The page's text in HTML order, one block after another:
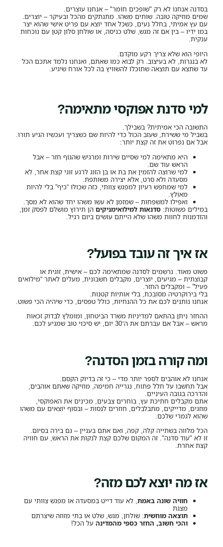
בסדנה אנחנו לא רק "שופכים חומר" – אנחנו עוצרים.
שמים מוזיקה טובה. שותים משהו. מתנתקים מהכל ובעיקר – יוצרים.
עם עץ אמיתי, בחלל נעים, כשכל אחד יוצא עם פריט אישי שהוא יצר
במו ידיו – בין אם זה מגש, שלט כניסה, או שולחן סלון קטן עם נוכחות
ענקית.
היופי הוא שלא צריך רקע מוקדם.
לא בנגרות, לא בעיצוב. רק לבוא כמו שאתם, ואנחנו נלמד אתכם הכל
עד שתצא עם תוצאה שתוכלו להשוויץ בה לכל אורח שיגיע.
למי סדנת אפוקסי מתאימה?
התשובה הכי אמיתית? בשבילך.
בשביל מי ששירת, שעזב הכול כדי להיות שם כשצריך ועכשיו הגיע תורו.
אבל אם נפרוט את זה קצת יותר:
היא מתאימה למי שסיים שירות ומרגיש שהגוף חזר – אבל
הראש עוד שם.
למי שרוצה להזמין את בת או בן הזוג לרגע זוגי קצת אחר, לא
מסעדה ולא סרט, אלא יצירה משותפת.
למי שמחפש רעיון למפגש צוותי, כזה שכולו “כיף” בלי להיות
מאולץ.
ואפילו למשפחות – שמזמן לא עשו משהו יחד שהוא לא מסך.
במילים פשוטות:סדנאות למילואימניקים הן תירוץ מושלם לפסק זמן,
והזדמנות לחוות משהו שלא הייתם עושים ביום רגיל.
אז איך זה עובד בפועל?
פשוט מאוד. נרשמים לסדנה שמתאימה לכם – אישית, זוגית או
קבוצתית – מגיעים, יוצרים, מקבלים חשבונית, מעלים לאתר “מילואים
פעיל” – ומקבלים החזר.
בלי בירוקרטיה מסובכת, בלי אותיות קטנות.
אנחנו נותנים לכם את כל ההנחיות, כולל טפסים, כדי שיהיה הכי פשוט.
ההחזר ניתן בהתאם למדיניות משרד הביטחון, ומומלץ לבדוק זכאות
מראש – אבל אם עברתם את ה־30 יום, יש סיכוי טוב שמגיע לכם.
ומה קורה בזמן הסדנה?
אנחנו לא אוהבים לספר יותר מדי – כי זה בדיוק הקסם.
אבל תחשבו על חלל פתוח, נגרייה חמימה, מוזיקה שאתם אוהבים,
והדרכה בגובה העיניים.
אתם מקבלים חתיכת עץ, בוחרים צבעים, מכינים את האפוקסי,
מוזגים, מדייקים, מתבלבלים, חוזרים לנסות – ובסוף יוצאים עם משהו
שהוא לגמרי שלכם.
הכל מלווה בשתייה קלה, קפה, ואם אתם בעניין – גם בירה בסיום.
זו לא "עוד סדנה". זה המקום שלכם קצת לנקות את הראש, עם חוויה
קצת אחרת.
אז מה יוצא לכם מזה?
חוויה שונה באמת , לא עוד דייט במסעדה או מפגש צוותי עם
מצגת
תוצאה מוחשית: שולחן, מגש, שלט או בתי מזוזה שיצרתם
והכי חשוב, החזר כספי מהמדינה על הכל!